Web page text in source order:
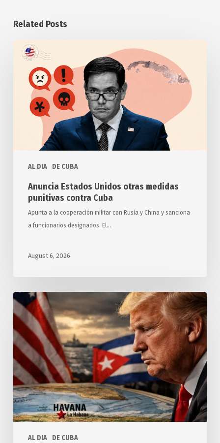
Related Posts
AL DIA DE CUBA
Anuncia
Estados
Unidos
medidas
punitivas
Anuncia Estados Unidos otras medidas
punitivas contra Cuba
Apunta a la cooperación militar con Rusia y China y sanciona
a funcionarios designados. El…
August 6, 2026
AL DIA DE CUBA
Exigen
relatores
expertos
de
ONU
a
Estados
Unidos
cesar
contra